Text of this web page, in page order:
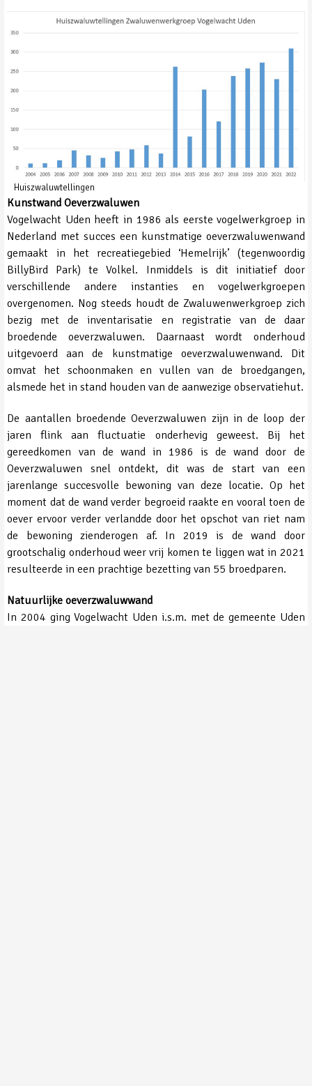
Huiszwaluwtellingen
Kunstwand Oeverzwaluwen
Vogelwacht Uden heeft in 1986 als eerste vogelwerkgroep in
Nederland met succes een kunstmatige oeverzwaluwenwand
gemaakt in het recreatiegebied ‘Hemelrijk’ (tegenwoordig
BillyBird Park) te Volkel. Inmiddels is dit initiatief door
verschillende andere instanties en vogelwerkgroepen
overgenomen. Nog steeds houdt de Zwaluwenwerkgroep zich
bezig met de inventarisatie en registratie van de daar
broedende oeverzwaluwen. Daarnaast wordt onderhoud
uitgevoerd aan de kunstmatige oeverzwaluwenwand. Dit
omvat het schoonmaken en vullen van de broedgangen,
alsmede het in stand houden van de aanwezige observatiehut.
De aantallen broedende Oeverzwaluwen zijn in de loop der
jaren flink aan fluctuatie onderhevig geweest. Bij het
gereedkomen van de wand in 1986 is de wand door de
Oeverzwaluwen snel ontdekt, dit was de start van een
jarenlange succesvolle bewoning van deze locatie. Op het
moment dat de wand verder begroeid raakte en vooral toen de
oever ervoor verder verlandde door het opschot van riet nam
de bewoning zienderogen af. In 2019 is de wand door
grootschalig onderhoud weer vrij komen te liggen wat in 2021
resulteerde in een prachtige bezetting van 55 broedparen.
Natuurlijke oeverzwaluwwand
In 2004 ging Vogelwacht Uden i.s.m. met de gemeente Uden